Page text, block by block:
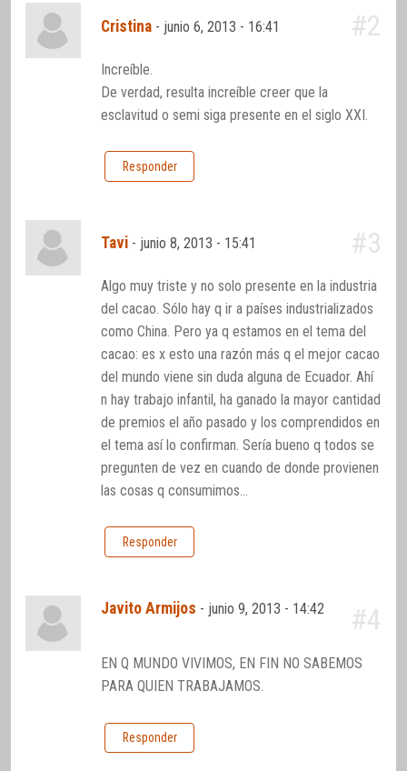
Cristina - junio 6, 2013 - 16:41 #2
Increíble.
De verdad, resulta increíble creer que la
esclavitud o semi siga presente en el siglo XXI.
Responder
Tavi - junio 8, 2013 - 15:41 #3
Algo muy triste y no solo presente en la industria
del cacao. Sólo hay q ir a países industrializados
como China. Pero ya q estamos en el tema del
cacao: es x esto una razón más q el mejor cacao
del mundo viene sin duda alguna de Ecuador. Ahí
n hay trabajo infantil, ha ganado la mayor cantidad
de premios el año pasado y los comprendidos en
el tema así lo confirman. Sería bueno q todos se
pregunten de vez en cuando de donde provienen
las cosas q consumimos…
Responder
Javito Armijos - junio 9, 2013 - 14:42 #4
EN Q MUNDO VIVIMOS, EN FIN NO SABEMOS
PARA QUIEN TRABAJAMOS.
Responder